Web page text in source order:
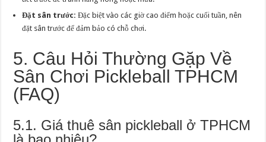
Đặt sân trước: Đặc biệt vào các giờ cao điểm hoặc cuối tuần, nên
đặt sân trước để đảm bảo có chỗ chơi.
5. Câu Hỏi Thường Gặp Về
Sân Chơi Pickleball TPHCM
(FAQ)
5.1. Giá thuê sân pickleball ở TPHCM